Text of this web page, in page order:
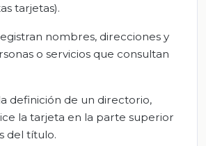
tarjetas).
nombres, direcciones y
o servicios que consultan
definición de un directorio,
la tarjeta en la parte superior
del título.